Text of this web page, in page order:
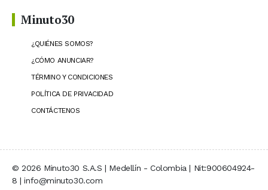
Minuto30
¿QUIÉNES SOMOS?
¿CÓMO ANUNCIAR?
TÉRMINO Y CONDICIONES
POLÍTICA DE PRIVACIDAD
CONTÁCTENOS
© 2026 Minuto30 S.A.S | Medellín - Colombia | Nit:900604924-
8 | info@minuto30.com